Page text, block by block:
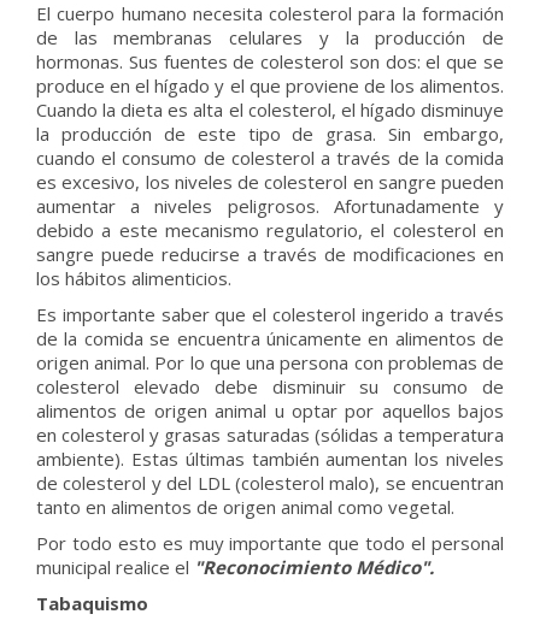
El cuerpo humano necesita colesterol para la formación
de las membranas celulares y la producción de
hormonas. Sus fuentes de colesterol son dos: el que se
produce en el hígado y el que proviene de los alimentos.
Cuando la dieta es alta el colesterol, el hígado disminuye
la producción de este tipo de grasa. Sin embargo,
cuando el consumo de colesterol a través de la comida
es excesivo, los niveles de colesterol en sangre pueden
aumentar a niveles peligrosos. Afortunadamente y
debido a este mecanismo regulatorio, el colesterol en
sangre puede reducirse a través de modificaciones en
los hábitos alimenticios.
Es importante saber que el colesterol ingerido a través
de la comida se encuentra únicamente en alimentos de
origen animal. Por lo que una persona con problemas de
colesterol elevado debe disminuir su consumo de
alimentos de origen animal u optar por aquellos bajos
en colesterol y grasas saturadas (sólidas a temperatura
ambiente). Estas últimas también aumentan los niveles
de colesterol y del LDL (colesterol malo), se encuentran
tanto en alimentos de origen animal como vegetal.
Por todo esto es muy importante que todo el personal
municipal realice el "Reconocimiento Médico".
Tabaquismo